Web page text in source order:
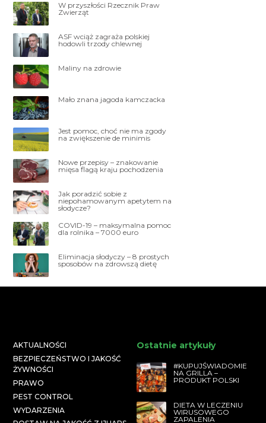
W przyszłości Rzecznik Praw
Zwierząt
ASF wciąż zagraża polskiej
hodowli trzody chlewnej
Maliny na zdrowie
Mało znana jagoda kamczacka
Jest pomoc, choć nie ma zgody
na zwiększenie de minimis
Nowe przepisy – znakowanie
mięsa flagą kraju pochodzenia
Jak poradzić sobie z
niepohamowanym apetytem na
słodycze?
COVID-19 – maksymalna pomoc
dla rolnika – 7000 euro
Eliminacja słodyczy – 8 prostych
sposobów na zdrowszą dietę
AKTUALNOŚCI
BEZPIECZEŃSTWO I JAKOŚĆ
ŻYWNOŚCI
PRAWO
PEST CONTROL
WYDARZENIA
Ostatnie artykuły
#KUPUJŚWIADOMIE
NA GRILLA –
PRODUKT POLSKI
DIETA W LECZENIU
WIRUSOWEGO
ZAPALENIA